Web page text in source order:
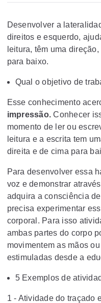
Desenvolver a
direitos e esquerdo,
leitura, têm uma
para baixo.
Qual o objetivo de
Esse conhecimento
impressão. Conhecer
momento de ler ou
leitura e a escrita tem
direita e de cima para
Para desenvolver essa
voz e demonstrar
adquira a consciência
precisa experimentar
corporal. Para isso
ambas partes do corpo
movimentem as mãos
estimuladas desde a
5 Exemplos de
1 - Atividade do traçado